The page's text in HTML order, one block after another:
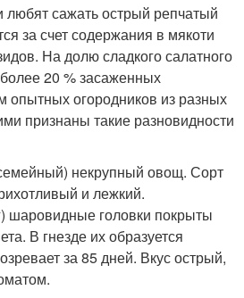
любят сажать острый репчатый
за счет содержания в мякоти
На долю сладкого салатного
20 % засаженных
огородников из разных
признаны такие разновидности
некрупный овощ. Сорт
и лежкий.
шаровидные головки покрыты
В гнезде их образуется
за 85 дней. Вкус острый,